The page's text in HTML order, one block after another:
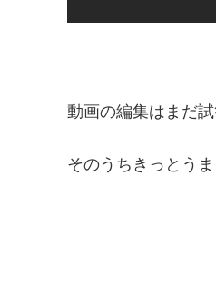
動画の編集はまだ
そのうちきっとうま